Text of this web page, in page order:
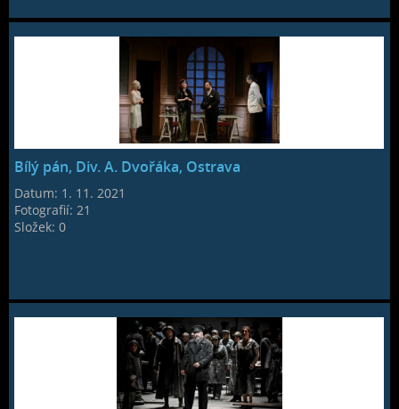
Bílý pán, Div. A. Dvořáka, Ostrava
Datum: 1. 11. 2021
Fotografií:21
Složek:0